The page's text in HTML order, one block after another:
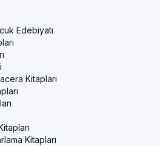
Edebiyatı
Kitapları
Kitapları